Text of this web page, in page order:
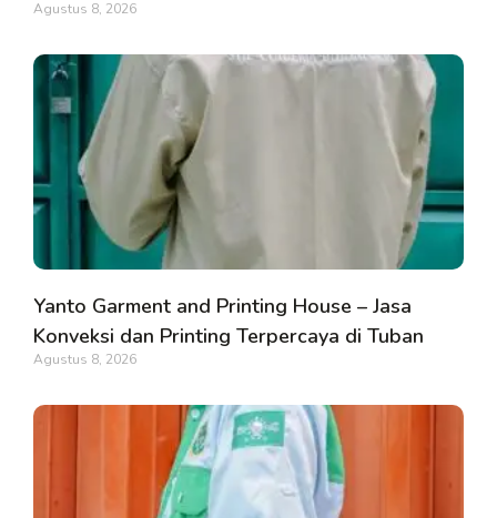
Agustus 8, 2026
Yanto Garment and Printing House – Jasa
Konveksi dan Printing Terpercaya di Tuban
Agustus 8, 2026